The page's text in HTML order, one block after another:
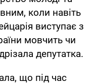
коли навіть
виступає з
мовчить чи
депутатка.
що під час